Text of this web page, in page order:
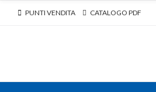
PUNTI VENDITA CATALOGO PDF